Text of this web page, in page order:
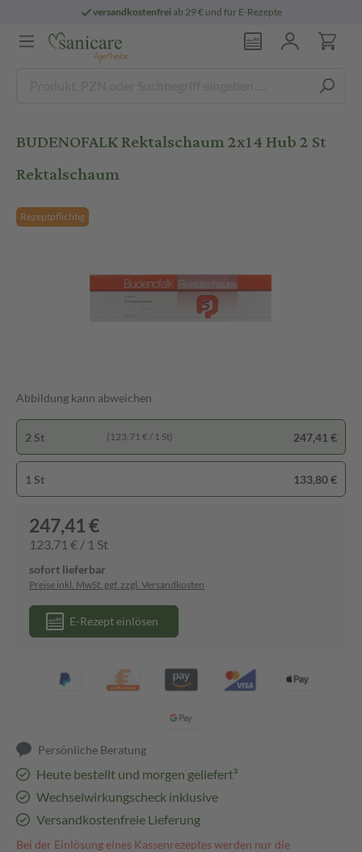
versandkostenfreiab 29 € und für E-Rezepte
BUDENOFALK Rektalschaum 2x14 Hub 2 St
Rektalschaum
Rezeptpflichtig
Abbildung kann abweichen
2 St (123,71 € / 1 St) 247,41 €
1 St 133,80 €
247,41 €
123,71 € / 1 St
sofort lieferbar
Preise inkl. MwSt. ggf. zzgl. Versandkosten
E-Rezept einlösen
Persönliche Beratung
Heute bestellt und morgen geliefert³
Wechselwirkungscheck inklusive
Versandkostenfreie Lieferung
Bei der Einlösung eines Kassenrezeptes werden nur die